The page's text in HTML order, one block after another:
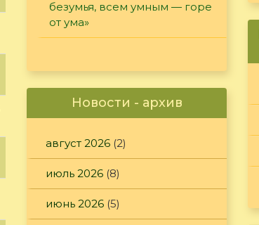
безумья, всем умным — горе
от ума»
Новости - архив
август 2026 (2)
июль 2026 (8)
июнь 2026 (5)